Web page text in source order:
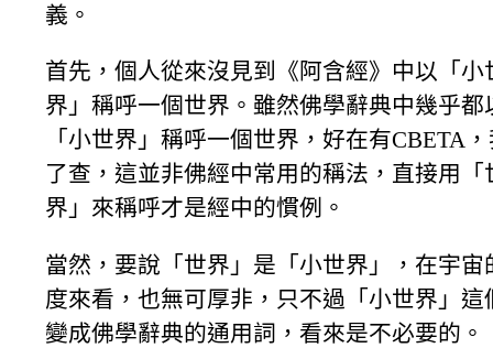
義。
首先，個人從來沒見到《阿含經》中以「小
界」稱呼一個世界。雖然佛學辭典中幾乎都
「小世界」稱呼一個世界，好在有CBETA
了查，這並非佛經中常用的稱法，直接用「
界」來稱呼才是經中的慣例。
當然，要說「世界」是「小世界」，在宇宙
度來看，也無可厚非，只不過「小世界」這
變成佛學辭典的通用詞，看來是不必要的。